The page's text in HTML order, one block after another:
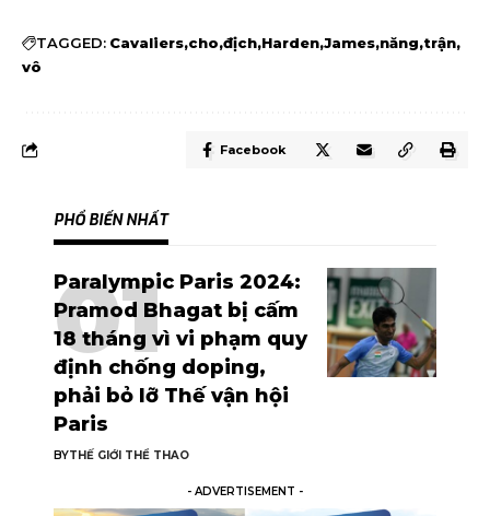
TAGGED: Cavaliers cho địch Harden James năng trận
vô
Facebook
PHỔ BIẾN NHẤT
Paralympic Paris 2024:
Pramod Bhagat bị cấm
18 tháng vì vi phạm quy
định chống doping,
phải bỏ lỡ Thế vận hội
Paris
BYTHẾ GIỚI THỂ THAO
- ADVERTISEMENT -